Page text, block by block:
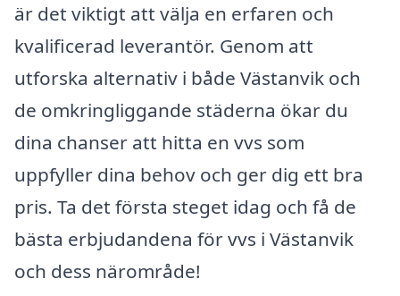
är det viktigt att välja en erfaren och
kvalificerad leverantör. Genom att
utforska alternativ i både Västanvik och
de omkringliggande städerna ökar du
dina chanser att hitta en vvs som
uppfyller dina behov och ger dig ett bra
pris. Ta det första steget idag och få de
bästa erbjudandena för vvs i Västanvik
och dess närområde!